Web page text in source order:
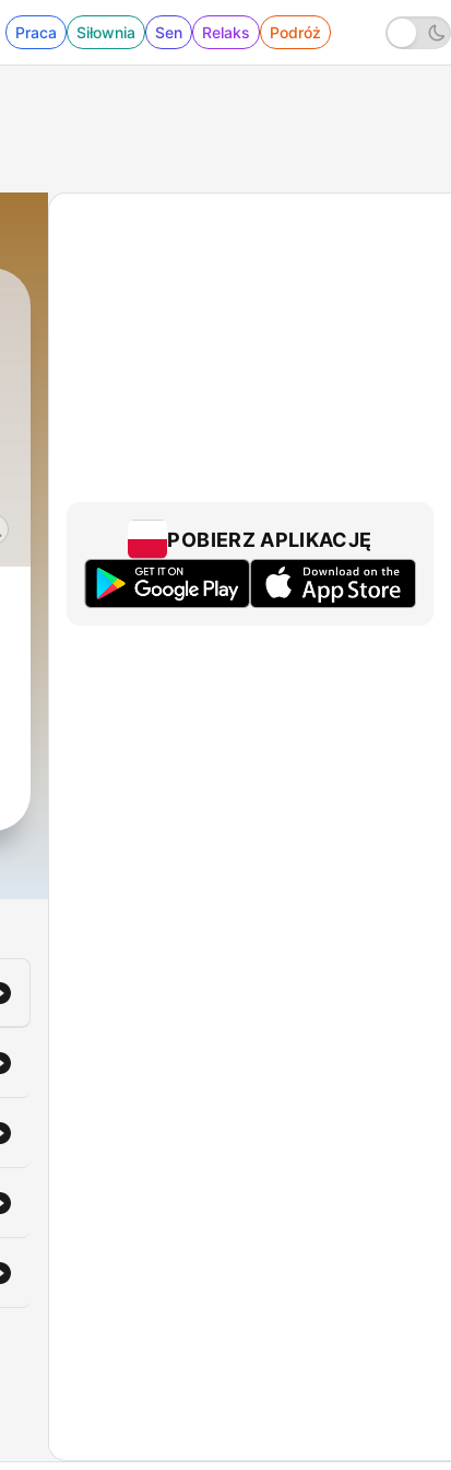
Praca Siłownia Sen Relaks Podróż
POBIERZ APLIKACJĘ